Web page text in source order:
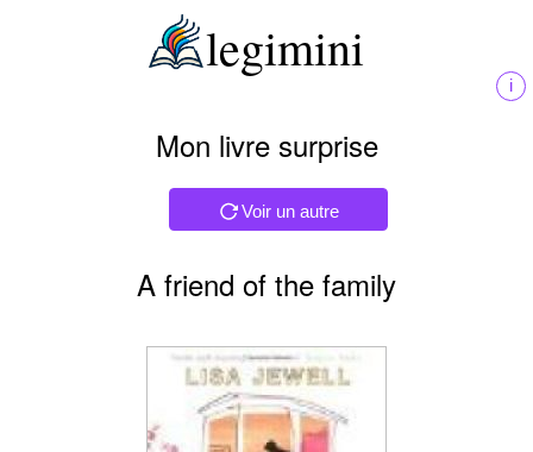
legimini
i
Mon livre surprise
Voir un autre
A friend of the family